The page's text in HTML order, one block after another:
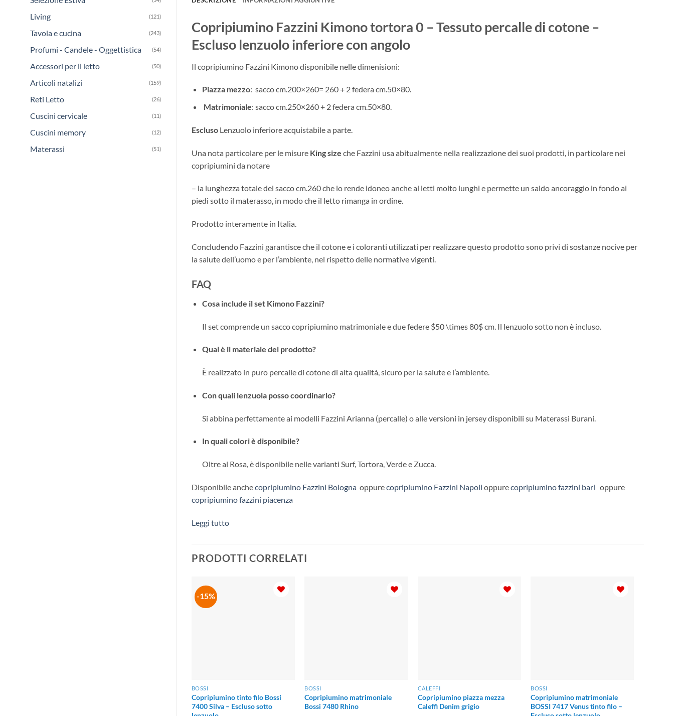
Living (121)
Tavola e cucina (243)
Profumi - Candele - Oggettistica (54)
Accessori per il letto (50)
Articoli natalizi (159)
Reti Letto (26)
Cuscini cervicale (11)
Cuscini memory (12)
Materassi (51)
Copripiumino Fazzini Kimono tortora 0 – Tessuto percalle di cotone –
Escluso lenzuolo inferiore con angolo
Il copripiumino Fazzini Kimono disponibile nelle dimenisioni:
Piazza mezzo: sacco cm.200×260= 260 + 2 federa cm.50×80.
Matrimoniale: sacco cm.250×260 + 2 federa cm.50×80.
Escluso Lenzuolo inferiore acquistabile a parte.
Una nota particolare per le misure King size che Fazzini usa abitualmente nella realizzazione dei suoi prodotti, in particolare nei
copripiumini da notare
– la lunghezza totale del sacco cm.260 che lo rende idoneo anche al letti molto lunghi e permette un saldo ancoraggio in fondo ai
piedi sotto il materasso, in modo che il letto rimanga in ordine.
Prodotto interamente in Italia.
Concludendo Fazzini garantisce che il cotone e i coloranti utilizzati per realizzare questo prodotto sono privi di sostanze nocive per
la salute dell’uomo e per l’ambiente, nel rispetto delle normative vigenti.
FAQ
Cosa include il set Kimono Fazzini?
Il set comprende un sacco copripiumino matrimoniale e due federe $50 \times 80$cm. Il lenzuolo sotto non è incluso.
Qual è il materiale del prodotto?
È realizzato in puro percalle di cotone di alta qualità, sicuro per la salute e l’ambiente.
Con quali lenzuola posso coordinarlo?
Si abbina perfettamente ai modelli Fazzini Arianna (percalle) o alle versioni in jersey disponibili su Materassi Burani.
In quali colori è disponibile?
Oltre al Rosa, è disponibile nelle varianti Surf, Tortora, Verde e Zucca.
Disponibile anchecopripiumino Fazzini Bologna oppurecopripiumino Fazzini Napoli oppurecopripiumino fazzini bari oppure
copripiumino fazzini piacenza
Leggi tutto
PRODOTTI CORRELATI
-15%
BOSSI
Copripiumino tinto filo Bossi
7400 Silva – Escluso sotto
BOSSI
Copripiumino matrimoniale
Bossi 7480 Rhino
CALEFFI
Copripiumino piazza mezza
Caleffi Denim grigio
BOSSI
Copripiumino matrimoniale
BOSSI 7417 Venus tinto filo –